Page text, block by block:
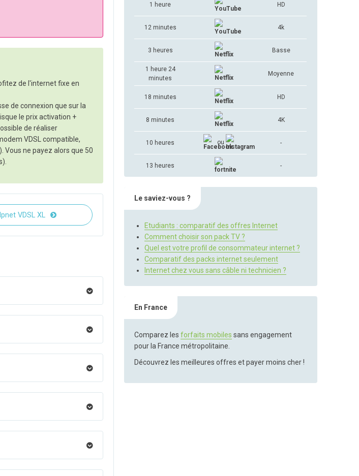
de l'internet fixe en
de connexion que sur la
le prix activation +
de réaliser
VDSL compatible,
Vous ne payez alors que 50
VDSL XL
1 heure HD
12 minutes 4k
3 heures Basse
1 heure 24
minutes
Moyenne
18 minutes HD
8 minutes 4K
10 heures ou -
13 heures -
Le saviez-vous ?
Etudiants : comparatif des offres Internet
Comment choisir son pack TV ?
Quel est votre profil de consommateur internet ?
Comparatif des packs internet seulement
Internet chez vous sans câble ni technicien ?
En France
Comparez lesforfaits mobiles sans engagement
pour la France métropolitaine.
Découvrez les meilleures offres et payer moins cher !